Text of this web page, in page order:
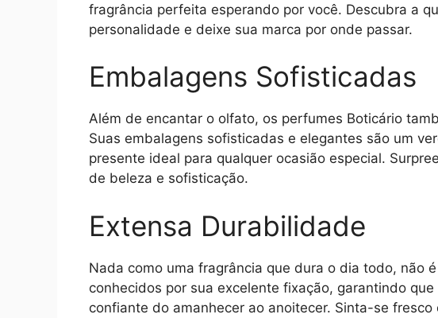
fragrância perfeita esperando por você. Descubra a
personalidade e deixe sua marca por onde passar.
Embalagens Sofisticadas
Além de encantar o olfato, os perfumes Boticário
Suas embalagens sofisticadas e elegantes são um
presente ideal para qualquer ocasião especial.
de beleza e sofisticação.
Extensa Durabilidade
Nada como uma fragrância que dura o dia todo, não
conhecidos por sua excelente fixação, garantindo
confiante do amanhecer ao anoitecer. Sinta-se